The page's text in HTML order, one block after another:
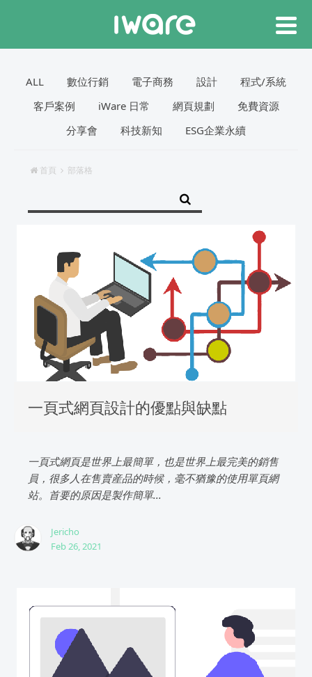
ALL 數位行銷 電子商務 設計
程式/系統
客戶案例
iWare 日常 網頁規劃
免費資源
分享會
科技新知 ESG企業永續
首頁 部落格
一頁式網頁設計的優點與缺點
一頁式網頁是世界上最簡單，也是世界上最完美的銷售
員，很多人在售賣産品的時候，毫不猶豫的使用單頁網
站。首要的原因是製作簡單...
Jericho
Feb 26, 2021